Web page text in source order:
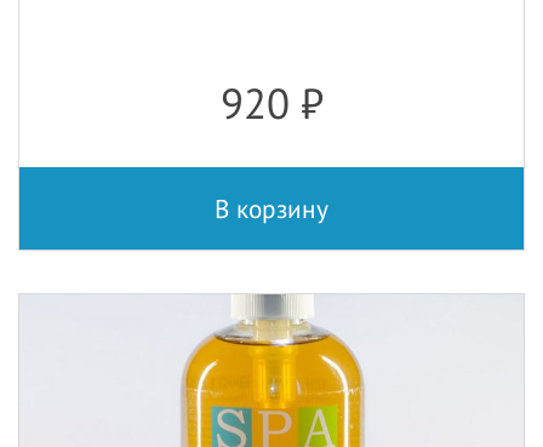
920 ₽
В корзину